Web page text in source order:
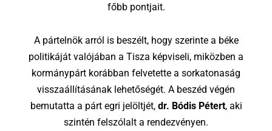
főbb pontjait.
A pártelnök arról is beszélt, hogy szerinte a béke
politikáját valójában a Tisza képviseli, miközben a
kormánypárt korábban felvetette a sorkatonaság
visszaállításának lehetőségét. A beszéd végén
bemutatta a párt egri jelöltjét, dr. Bódis Pétert, aki
szintén felszólalt a rendezvényen.